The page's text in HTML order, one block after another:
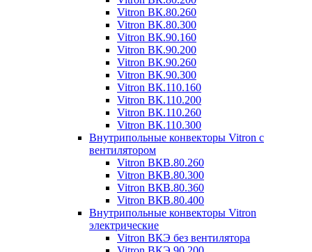
Vitron ВК.80.260
Vitron ВК.80.300
Vitron ВК.90.160
Vitron ВК.90.200
Vitron ВК.90.260
Vitron ВК.90.300
Vitron ВК.110.160
Vitron ВК.110.200
Vitron ВК.110.260
Vitron ВК.110.300
Внутрипольные конвекторы Vitron с
вентилятором
Vitron ВКВ.80.260
Vitron ВКВ.80.300
Vitron ВКВ.80.360
Vitron ВКВ.80.400
Внутрипольные конвекторы Vitron
электрические
Vitron ВКЭ без вентилятора